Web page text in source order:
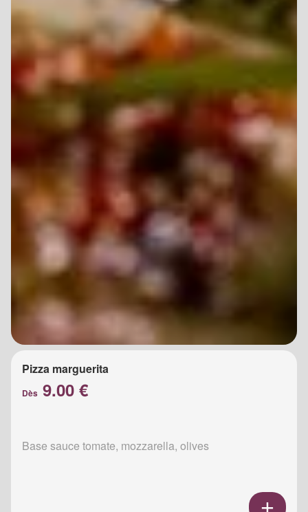
Pizza marguerita
Dès 9.00 €
Base sauce tomate, mozzarella, olives